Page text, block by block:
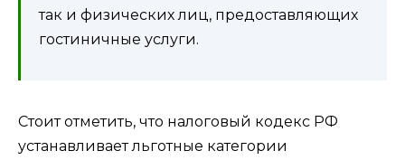
так и физических лиц, предоставляющих
гостиничные услуги.
Стоит отметить, что налоговый кодекс РФ
устанавливает льготные категории